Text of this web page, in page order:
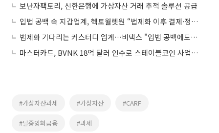
보난자팩토리, 신한은행에 가상자산 거래 추적 솔루션 공급
입법 공백 속 지갑업계, 헥토월렛원 “법제화 이후 결제·정산 수요 대비”
법제화 기다리는 커스터디 업계…비댁스 "입법 공백에도 인프라 준비 지속"
마스터카드, BVNK 18억 달러 인수로 스테이블코인 사업 본격 확장
#가상자산과세 #가상자산 #CARF
#탈중앙화금융 #과세